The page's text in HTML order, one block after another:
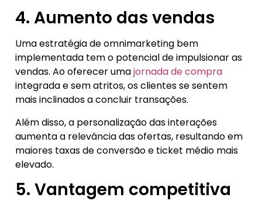
4. Aumento das vendas
Uma estratégia de omnimarketing bem
implementada tem o potencial de impulsionar as
vendas. Ao oferecer umajornada de compra
integrada e sem atritos, os clientes se sentem
mais inclinados a concluir transações.
Além disso, a personalização das interações
aumenta a relevância das ofertas, resultando em
maiores taxas de conversão e ticket médio mais
elevado.
5. Vantagem competitiva